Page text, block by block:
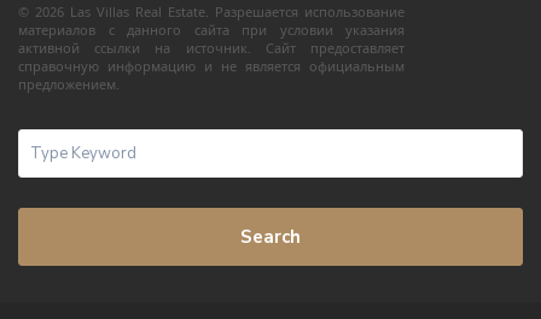
© 2026 Las Villas Real Estate. Разрешается использование
материалов с данного сайта при условии указания
активной ссылки на источник. Сайт предоставляет
справочную информацию и не является официальным
предложением.
Search